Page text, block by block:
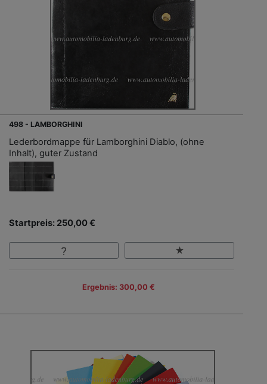
498 - LAMBORGHINI
Lederbordmappe für Lamborghini Diablo, (ohne
Inhalt), guter Zustand
Startpreis: 250,00 €
Ergebnis: 300,00 €